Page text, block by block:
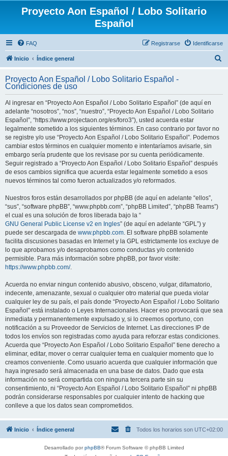
Proyecto Aon Español / Lobo Solitario
Español
FAQ Identificarse
Registrarse
Inicio Índice general
c
Proyecto Aon Español / Lobo Solitario Español -
Condiciones de uso
Al ingresar en “Proyecto Aon Español / Lobo Solitario Español” (de aquí en
adelante “nosotros”, “nos”, “nuestro”, “Proyecto Aon Español / Lobo Solitario
Español”, “https://www.projectaon.org/es/foro3”), usted acuerda estar
legalmente sometido a los siguientes términos. En caso contrario por favor no
se registre y/o use “Proyecto Aon Español / Lobo Solitario Español”. Podemos
cambiar estos términos en cualquier momento e intentaríamos avisarle, sin
embargo sería prudente que los revisase por su cuenta periódicamente.
Seguir registrado a “Proyecto Aon Español / Lobo Solitario Español” después
de esos cambios significa que acuerda estar legalmente sometido a esos
nuevos términos tal como fueron actualizados y/o reformados.
Nuestros foros están desarrollados por phpBB (de aquí en adelante “ellos”,
“sus”, “software phpBB”, “www.phpbb.com”, “phpBB Limited”, “phpBB Teams”)
el cual es una solución de foros liberada bajo la “
GNU General Public License v2 en Ingles” (de aquí en adelante “GPL”) y
puede ser descargada de www.phpbb.com. El software phpBB solamente
facilita discusiones basadas en Internet y la GPL estrictamente los excluye de
lo que aprobamos y/o desaprobamos como conductas y/o contenido
permisible. Para más información sobre phpBB, por favor visite:
https://www.phpbb.com/.
Acuerda no enviar ningun contenido abusivo, obsceno, vulgar, difamatorio,
indecente, amenazante, sexual o cualquier otro material que pueda violar
cualquier ley de su país, el país donde “Proyecto Aon Español / Lobo Solitario
Español” está instalado o Leyes Internacionales. Hacer eso provocará que sea
inmediata y permanentemente expulsado y, si lo creemos oportuno, con
notificación a su Proveedor de Servicios de Internet. Las direcciones IP de
todos los envíos son registradas como ayuda para reforzar estas condiciones.
Acuerda que “Proyecto Aon Español / Lobo Solitario Español” tiene derecho a
eliminar, editar, mover o cerrar cualquier tema en cualquier momento que lo
creamos conveniente. Como usuario acuerda que cualquier información que
haya ingresado será almacenada en una base de datos. Dado que esta
información no será compartida con ninguna tercera parte sin su
consentimiento, ni “Proyecto Aon Español / Lobo Solitario Español” ni phpBB
podrán considerarse responsables por cualquier intento de hacking que
conlleve a que los datos sean comprometidos.
Inicio Índice general Todos los horarios son UTC+02:00
Desarrollado porphpBB® Forum Software © phpBB Limited